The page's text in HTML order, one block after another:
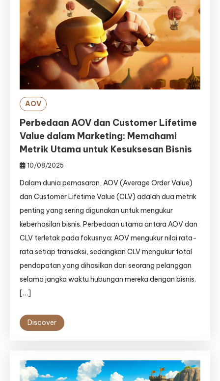
AOV
Perbedaan AOV dan Customer Lifetime
Value dalam Marketing: Memahami
Metrik Utama untuk Kesuksesan Bisnis
10/08/2025
Dalam dunia pemasaran, AOV (Average Order Value)
dan Customer Lifetime Value (CLV) adalah dua metrik
penting yang sering digunakan untuk mengukur
keberhasilan bisnis. Perbedaan utama antara AOV dan
CLV terletak pada fokusnya: AOV mengukur nilai rata-
rata setiap transaksi, sedangkan CLV mengukur total
pendapatan yang dihasilkan dari seorang pelanggan
selama jangka waktu hubungan mereka dengan bisnis.
[…]
Discover